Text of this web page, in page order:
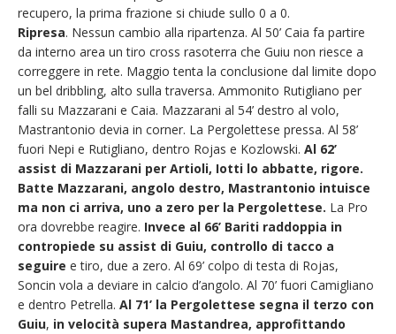
recupero, la prima frazione si chiude sullo 0 a 0.
Ripresa. Nessun cambio alla ripartenza. Al 50’ Caia fa partire
da interno area un tiro cross rasoterra che Guiu non riesce a
correggere in rete. Maggio tenta la conclusione dal limite dopo
un bel dribbling, alto sulla traversa. Ammonito Rutigliano per
falli su Mazzarani e Caia. Mazzarani al 54’ destro al volo,
Mastrantonio devia in corner. La Pergolettese pressa. Al 58’
fuori Nepi e Rutigliano, dentro Rojas e Kozlowski. Al 62’
assist di Mazzarani per Artioli, Iotti lo abbatte, rigore.
Batte Mazzarani, angolo destro, Mastrantonio intuisce
ma non ci arriva, uno a zero per la Pergolettese. La Pro
ora dovrebbe reagire. Invece al 66’ Bariti raddoppia in
contropiede su assist di Guiu, controllo di tacco a
seguire e tiro, due a zero. Al 69’ colpo di testa di Rojas,
Soncin vola a deviare in calcio d’angolo. Al 70’ fuori Camigliano
e dentro Petrella. Al 71’ la Pergolettese segna il terzo con
Guiu, in velocità supera Mastandrea, approfittando